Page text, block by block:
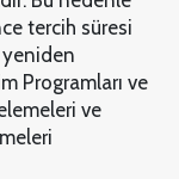
tercih süresi
Programları ve
ve